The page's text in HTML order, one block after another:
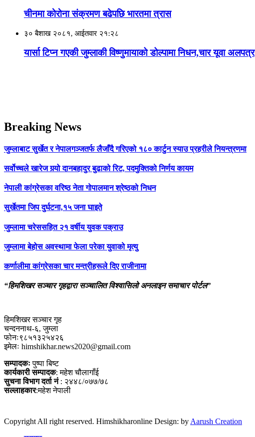
चीनमा कोरोना संक्रमण बढेपछि भारतमा त्रास
३० बैशाख २०८१, आईतवार २१:२८
यार्सा टिप्न गएकी जुम्लाकी विष्णुमायाको डोल्पामा निधन,चार यूवा अलपत्र
Breaking News
जुम्लाबाट सुर्खेत र नेपालगञ्जतर्फ लैजाँदै गरिएको १८० कार्टुन स्याउ प्रहरीले नियन्त्रणमा
सर्वोच्चले खारेज गर्‍यो दानबहादुर बुढाको रिट, पदमुक्तिको निर्णय कायम
नेपाली कांग्रेसका वरिष्ठ नेता गोपालमान श्रेष्ठको निधन
सुर्खेतमा जिप दुर्घटना,१५ जना घाइते
जुम्लामा चरेससहित २१ वर्षीय युवक पक्राउ
जुम्लामा बेहोस अवस्थामा फेला परेका युवाको मृत्यु
कर्णालीमा कांग्रेसका चार मन्त्रीहरूले दिए राजीनामा
“हिमशिखर सञ्चार गृहद्वारा सञ्चालित विश्वासिलो अनलाइन समाचार पोर्टल”
हिमशिखर सञ्चार गृह
चन्दननाथ-६, जुम्ला
फोनः९८५१३२५४२६
इमेलः himshikhar.news2020@gmail.com
सम्पादकःपुष्पा बिष्ट
कार्यकारी सम्पादक: महेश चौलागाँई
सुचना विभाग दर्ता नं: २४४८/०७७/७८
सल्लाहकार:महेश नेपाली
Copyright All right reserved. Himshikharonline Design: byAarush Creation